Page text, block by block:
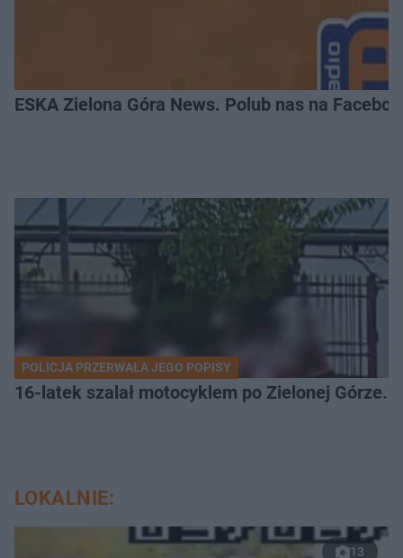
ESKA Zielona Góra News. Polub nas na
POLICJA PRZERWAŁA JEGO POPISY
16-latek szalał motocyklem po Zielonej Górze.
LOKALNIE:
13